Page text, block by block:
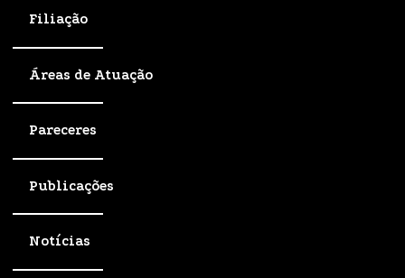
Filiação
Áreas de Atuação
Pareceres
Publicações
Notícias